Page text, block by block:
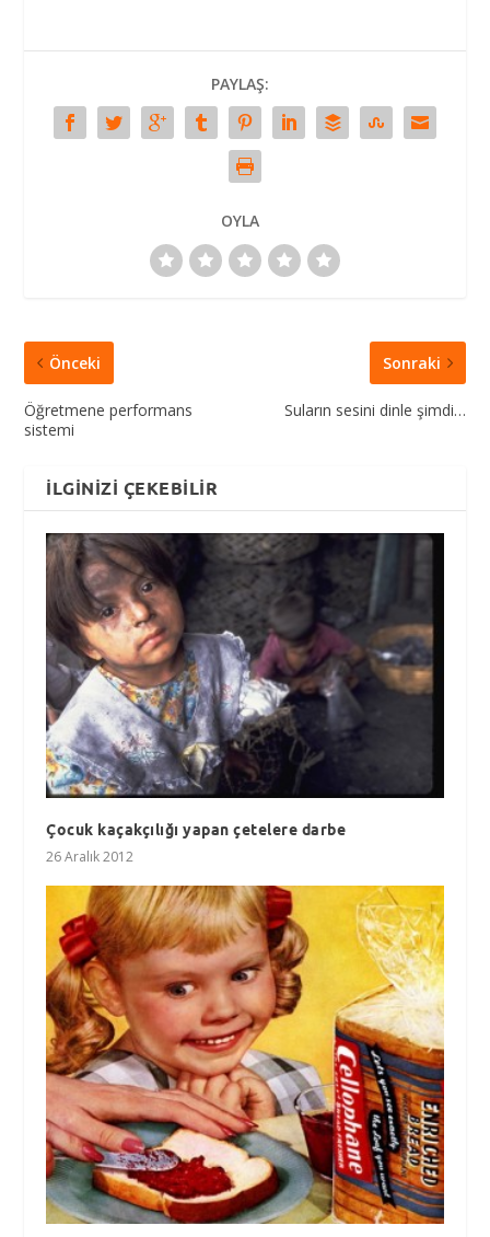
PAYLAŞ:
OYLA
Önceki
Öğretmene performans
sistemi
Sonraki
Suların sesini dinle şimdi…
İLGINIZI ÇEKEBILIR
Çocuk kaçakçılığı yapan çetelere darbe
26 Aralık 2012